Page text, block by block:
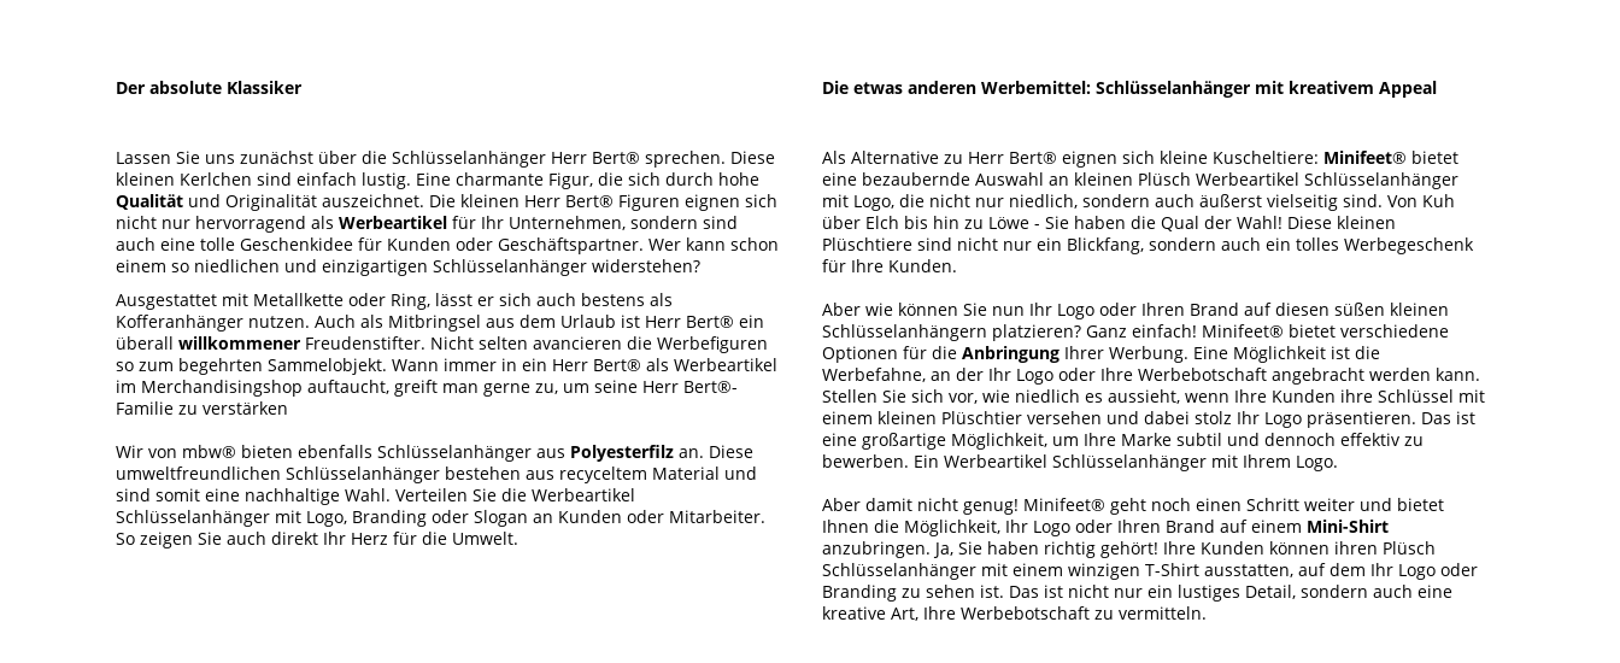
Der absolute Klassiker
Lassen Sie uns zunächst über die Schlüsselanhänger Herr Bert® sprechen. Diese
kleinen Kerlchen sind einfach lustig. Eine charmante Figur, die sich durch hohe
Qualitätund Originalität auszeichnet. Die kleinen Herr Bert® Figuren eignen sich
nicht nur hervorragend als Werbeartikelfür Ihr Unternehmen, sondern sind
auch eine tolle Geschenkidee für Kunden oder Geschäftspartner. Wer kann schon
einem so niedlichen und einzigartigen Schlüsselanhänger widerstehen?
Ausgestattet mit Metallkette oder Ring, lässt er sich auch bestens als
Kofferanhänger nutzen. Auch als Mitbringsel aus dem Urlaub ist Herr Bert® ein
überall willkommenerFreudenstifter. Nicht selten avancieren die Werbefiguren
so zum begehrten Sammelobjekt. Wann immer in ein Herr Bert® als Werbeartikel
im Merchandisingshop auftaucht, greift man gerne zu, um seine Herr Bert®-
Familie zu verstärken
Wir von mbw® bieten ebenfalls Schlüsselanhänger aus Polyesterfilzan. Diese
umweltfreundlichen Schlüsselanhänger bestehen aus recyceltem Material und
sind somit eine nachhaltige Wahl. Verteilen Sie die Werbeartikel
Schlüsselanhänger mit Logo, Branding oder Slogan an Kunden oder Mitarbeiter.
So zeigen Sie auch direkt Ihr Herz für die Umwelt.
Die etwas anderen Werbemittel: Schlüsselanhänger mit kreativem Appeal
Als Alternative zu Herr Bert® eignen sich kleine Kuscheltiere: Minifeet® bietet
eine bezaubernde Auswahl an kleinen Plüsch Werbeartikel Schlüsselanhänger
mit Logo, die nicht nur niedlich, sondern auch äußerst vielseitig sind. Von Kuh
über Elch bis hin zu Löwe - Sie haben die Qual der Wahl! Diese kleinen
Plüschtiere sind nicht nur ein Blickfang, sondern auch ein tolles Werbegeschenk
für Ihre Kunden.
Aber wie können Sie nun Ihr Logo oder Ihren Brand auf diesen süßen kleinen
Schlüsselanhängern platzieren? Ganz einfach! Minifeet® bietet verschiedene
Optionen für die AnbringungIhrer Werbung. Eine Möglichkeit ist die
Werbefahne, an der Ihr Logo oder Ihre Werbebotschaft angebracht werden kann.
Stellen Sie sich vor, wie niedlich es aussieht, wenn Ihre Kunden ihre Schlüssel mit
einem kleinen Plüschtier versehen und dabei stolz Ihr Logo präsentieren. Das ist
eine großartige Möglichkeit, um Ihre Marke subtil und dennoch effektiv zu
bewerben. Ein Werbeartikel Schlüsselanhänger mit Ihrem Logo.
Aber damit nicht genug! Minifeet® geht noch einen Schritt weiter und bietet
Ihnen die Möglichkeit, Ihr Logo oder Ihren Brand auf einem Mini-Shirt
anzubringen. Ja, Sie haben richtig gehört! Ihre Kunden können ihren Plüsch
Schlüsselanhänger mit einem winzigen T-Shirt ausstatten, auf dem Ihr Logo oder
Branding zu sehen ist. Das ist nicht nur ein lustiges Detail, sondern auch eine
kreative Art, Ihre Werbebotschaft zu vermitteln.